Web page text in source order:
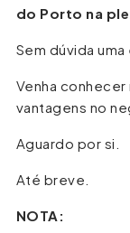
do Porto na
Sem dúvida
Venha
vantagens no
Aguardo por si.
Até breve.
NOTA: